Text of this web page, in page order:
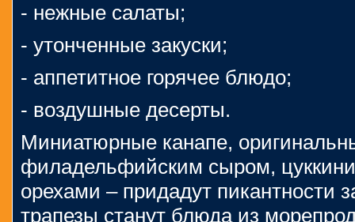
- нежные салаты;
- утонченные закуски;
- аппетитное горячее блюдо;
- воздушные десерты.
Миниатюрные канапе,
филадельфийским сыром, цуккини
орехами – придадут пикантности
трапезы станут блюда из